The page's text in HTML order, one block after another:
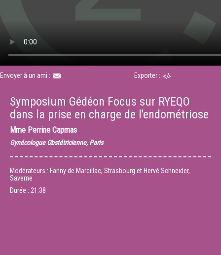
Envoyer à un ami : Exporter :
Symposium Gédéon Focus sur RYEQO
dans la prise en charge de l'endométriose
Mme Perrine Capmas
Gynécologue Obstétricienne, Paris
Modérateurs : Fanny de Marcillac, Strasbourg et Hervé Schneider,
Saverne
Durée : 21:38